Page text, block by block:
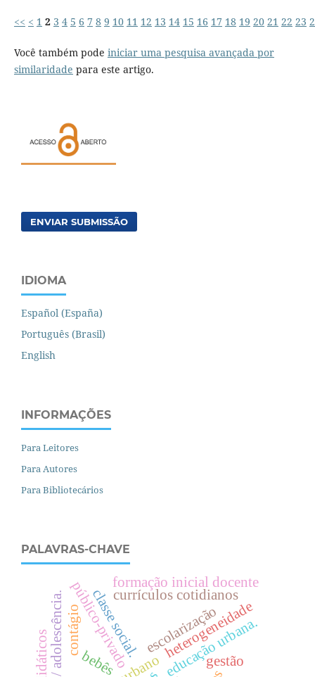
<< < 1 2 3 4 5 6 7 8 9 10 11 12 13 14 15 16 17 18 19 20 21 22 23
Você também pode iniciar uma pesquisa avançada por
similaridade para este artigo.
ENVIAR SUBMISSÃO
IDIOMA
Español (España)
Português (Brasil)
English
INFORMAÇÕES
Para Leitores
Para Autores
Para Bibliotecários
PALAVRAS-CHAVE
e
d
u
c
a
ç
ã
o
u
r
b
a
n
a
.
c
l
a
s
s
e
s
o
c
i
a
l
.
gestão
escolarização
heterogeneidade
público-privadocurrículos cotidianos
bebês
contágio
formação inicial docente